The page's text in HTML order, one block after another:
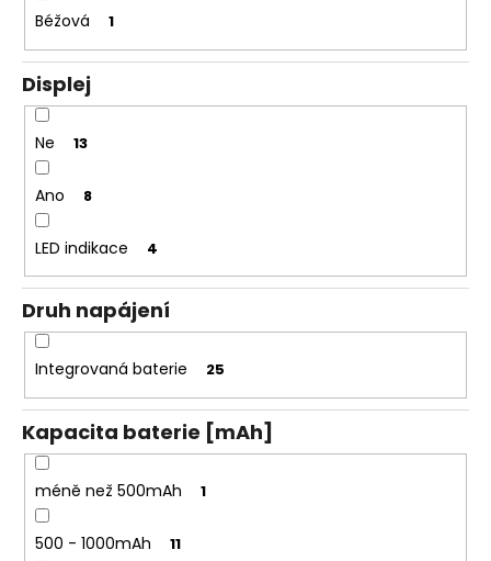
Béžová 1
Displej
Ne 13
Ano 8
LED indikace 4
Druh napájení
Integrovaná baterie 25
Kapacita baterie [mAh]
méně než 500mAh 1
500 - 1000mAh 11